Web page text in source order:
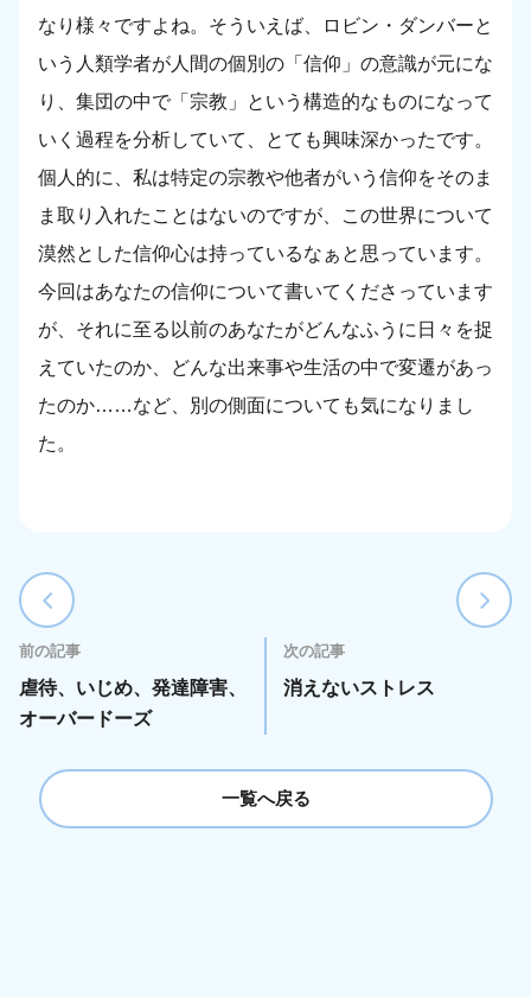
なり様々ですよね。そういえば、ロビン・ダンバーと
いう人類学者が人間の個別の「信仰」の意識が元にな
り、集団の中で「宗教」という構造的なものになって
いく過程を分析していて、とても興味深かったです。
個人的に、私は特定の宗教や他者がいう信仰をそのま
ま取り入れたことはないのですが、この世界について
漠然とした信仰心は持っているなぁと思っています。
今回はあなたの信仰について書いてくださっています
が、それに至る以前のあなたがどんなふうに日々を捉
えていたのか、どんな出来事や生活の中で変遷があっ
たのか……など、別の側面についても気になりまし
た。
前の記事
虐待、いじめ、発達障害、
オーバードーズ
次の記事
消えないストレス
一覧へ戻る